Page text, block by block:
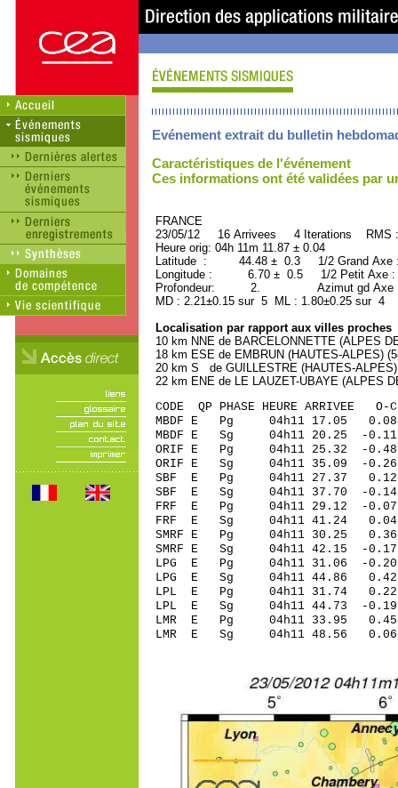
Evénement extrait du bulletin
Caractéristiques de l'événement
Ces informations ont été validées par
FRANCE ORID :
23/05/12 16 Arrivees 4 Iterations RMS
Heure orig: 04h 11m 11.87 ± 0.04
Latitude : 44.48 ± 0.3 1/2 Grand
Longitude : 6.70 ± 0.5 1/2 Petit Axe
Profondeur: 2. Azimut gd Axe :
MD : 2.21±0.15 sur 5 ML : 1.80±0.25 sur 4
Localisation par rapport aux villes proches
10 km NNE de BARCELONNETTE (ALPES
18 km ESE de EMBRUN (HAUTES-ALPES)
20 km S de GUILLESTRE (HAUTES-
22 km ENE de LE LAUZET-UBAYE (ALPES
CODE QP PHASE HEURE
MBDF E Pg 04h11 17.05
MBDF E Sg 04h11 20.25
ORIF E Pg 04h11 25.32 -
ORIF E Sg 04h11 35.09
SBF E Pg 04h11 27.37 0.12
SBF E Sg 04h11
FRF E Pg 04h11 29.12 -0.07
FRF E Sg 04h11
SMRF E Pg 04h11 30.25 0.36
SMRF E Sg 04h11 42.15 -
LPG E Pg 04h11 31.06 -
LPG E Sg 04h11 44.86
LPL E Pg 04h11 31.74
LPL E Sg 04h11 44.73 -
LMR E Pg 04h11 33.95 0.45
LMR E Sg 04h11 48.56